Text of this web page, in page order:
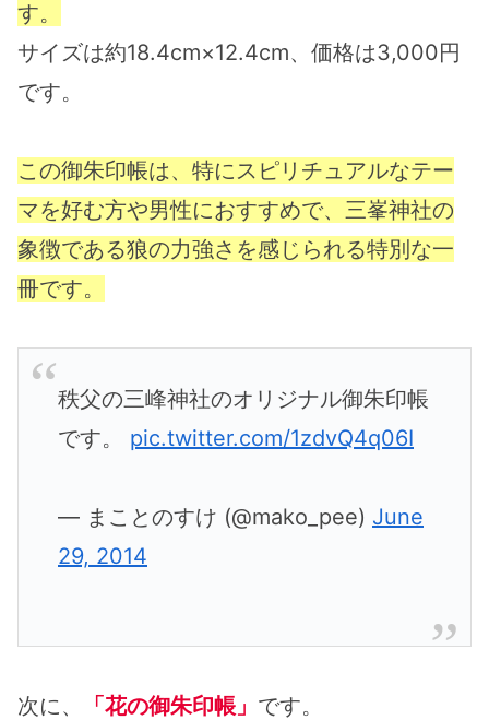
す。
サイズは約18.4cm×12.4cm、価格は3,000円
です。
この御朱印帳は、特にスピリチュアルなテー
マを好む方や男性におすすめで、三峯神社の
象徴である狼の力強さを感じられる特別な一
冊です。
秩父の三峰神社のオリジナル御朱印帳
です。 pic.twitter.com/1zdvQ4q06I
— まことのすけ (@mako_pee) June
29, 2014
次に、 「花の御朱印帳」 です。